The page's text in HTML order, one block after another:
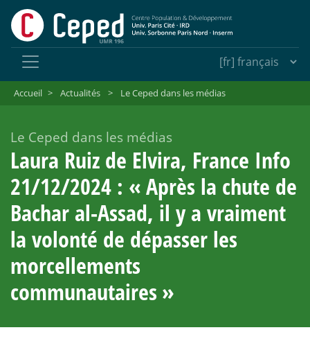
Accueil > Actualités > Le Ceped dans les médias
Le Ceped dans les médias
Laura Ruiz de Elvira, France Info
21/12/2024 : «Après la chute de
Bachar al-Assad, il y a vraiment
la volonté de dépasser les
morcellements
communautaires »